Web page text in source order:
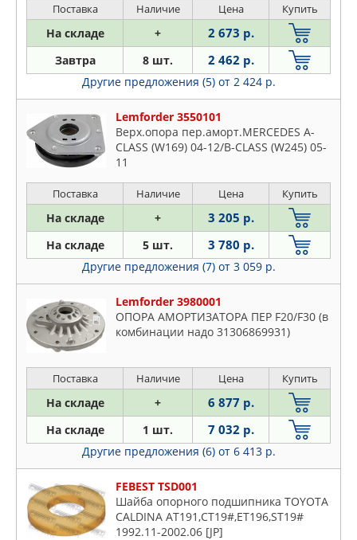
Поставка Наличие Цена Купить
На складе + 2 673 р.
Завтра 8 шт. 2 462 р.
Другие предложения (5) от 2 424 р.
Lemforder 3550101
Верх.опора пер.аморт.MERCEDES A-
CLASS (W169) 04-12/B-CLASS (W245) 05-
11
Поставка Наличие Цена Купить
На складе + 3 205 р.
На складе 5 шт. 3 780 р.
Другие предложения (7) от 3 059 р.
Lemforder 3980001
ОПОРА АМОРТИЗАТОРА ПЕР F20/F30 (в
комбинации надо 31306869931)
Поставка Наличие Цена Купить
На складе + 6 877 р.
На складе 1 шт. 7 032 р.
Другие предложения (6) от 6 413 р.
FEBEST TSD001
Шайба опорного подшипника TOYOTA
CALDINA AT191,CT19#,ET196,ST19#
1992.11-2002.06 [JP]